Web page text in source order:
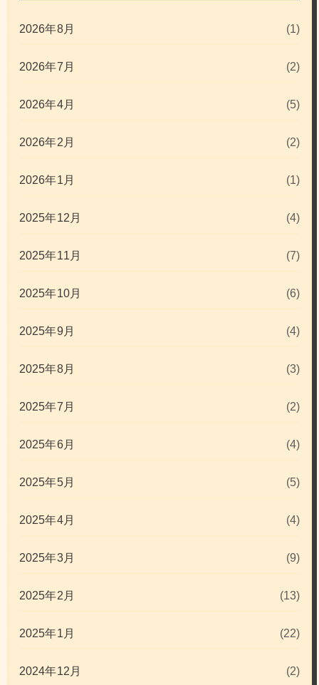
2026年8月 (1)
2026年7月 (2)
2026年4月 (5)
2026年2月 (2)
2026年1月 (1)
2025年12月 (4)
2025年11月 (7)
2025年10月 (6)
2025年9月 (4)
2025年8月 (3)
2025年7月 (2)
2025年6月 (4)
2025年5月 (5)
2025年4月 (4)
2025年3月 (9)
2025年2月 (13)
2025年1月 (22)
2024年12月 (2)